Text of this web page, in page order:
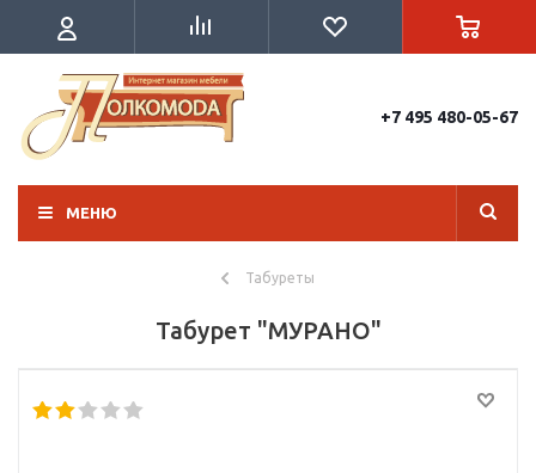
+7 495 480-05-67
МЕНЮ
Табуреты
Табурет "МУРАНО"